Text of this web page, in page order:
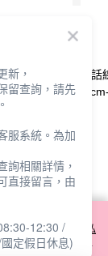
POYA CHIC電話
入-寬版碎花-
詳情，及若您不希
參閱本網站「
隱私
本公司得按本網站使
新，
留查詢，請先
服系統。為加
詢相關詳情，
直接留言，由
12:30 /
定假日休息)